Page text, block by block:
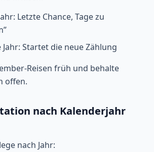
Letzte Chance, Tage zu
Jahr: Startet die neue Zählung
Reisen früh und behalte
offen.
nach Kalenderjahr
nach Jahr: